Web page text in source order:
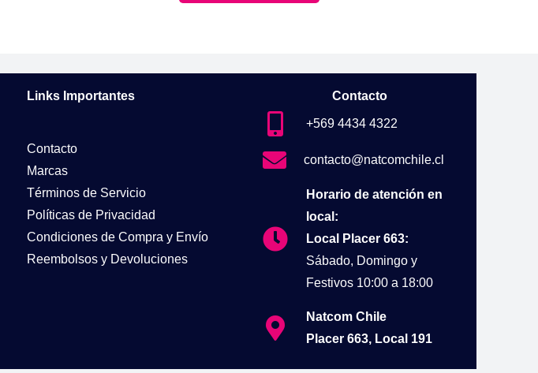
era:
Links Importantes
Contacto
Marcas
Términos de Servicio
Políticas de Privacidad
Condiciones de Compra y Envío
Reembolsos y Devoluciones
Contacto
+569 4434 4322
contacto@natcomchile.cl
Horario de atención en
local:
Local Placer 663:
Sábado, Domingo y
Festivos 10:00 a 18:00
Natcom Chile
Placer 663, Local 191